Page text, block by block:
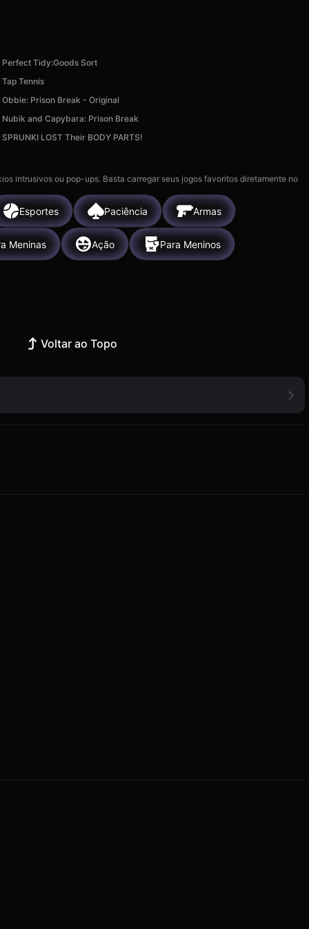
Perfect Tidy:Goods Sort
Tap Tennis
Obbie: Prison Break - Original
Nubik and Capybara: Prison Break
SPRUNKI LOST Their BODY PARTS!
intrusivos ou pop-ups. Basta carregar seus jogos favoritos diretamente no
Esportes Paciência Armas
Meninas Ação Para Meninos
Voltar ao Topo